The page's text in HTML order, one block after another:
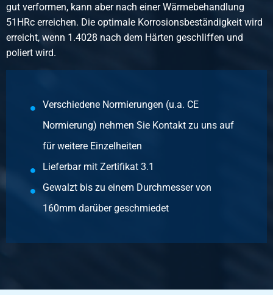
Stück pro KG
Bruttopreis
Wählen Sie
Artikelnummer
Rostfrei Stahl 1.4028 warmgewalzt Rund 110 geschält
vergutet Hl 5-6 mtr
Bruttopreis
Wählen Sie
Artikelnummer
Beschreibung
gut verformen, kann aber nach einer Wärmebehandlung
51HRc erreichen. Die optimale Korrosionsbeständigkeit wird
erreicht, wenn 1.4028 nach dem Härten geschliffen und
poliert wird.
Verschiedene Normierungen (u.a. CE
Normierung) nehmen Sie Kontakt zu uns auf
für weitere Einzelheiten
Lieferbar mit Zertifikat 3.1
Gewalzt bis zu einem Durchmesser von
160mm darüber geschmiedet